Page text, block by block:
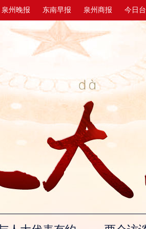
泉州晚报 东南早报 泉州商报 今日